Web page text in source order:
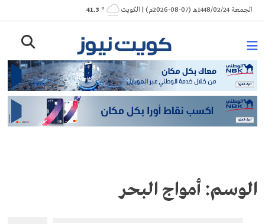
Skip
to
الجمعة 1448/02/24هـ (07-08-2026م) | الكويت ° 41.5
الوسم:أمواج البحر